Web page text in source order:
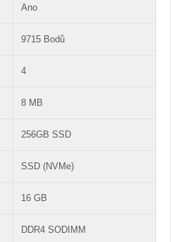
Ano
9715 Bodů
4
8 MB
256GB SSD
SSD (NVMe)
16 GB
DDR4 SODIMM